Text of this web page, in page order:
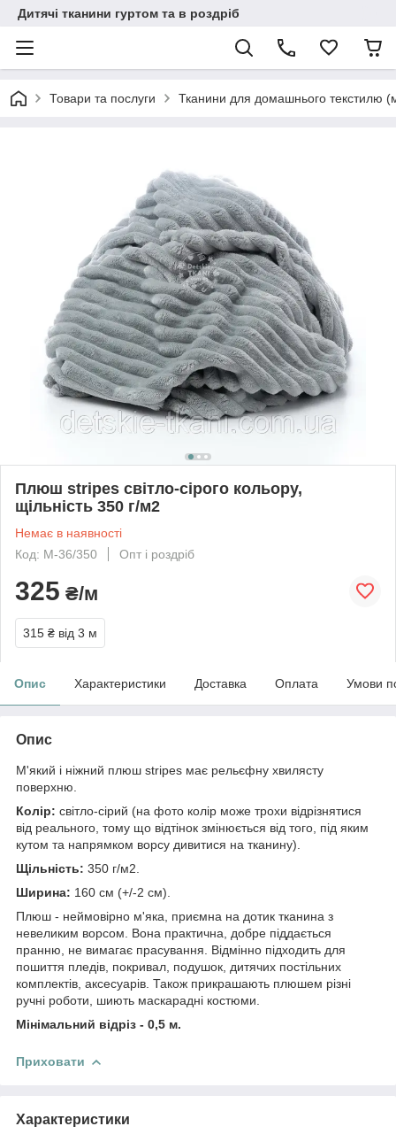
Дитячі тканини гуртом та в роздріб
Товари та послуги Тканини для домашнього текстилю
Плюш stripes світло-сірого кольору,
щільність 350 г/м2
Немає в наявності
Код: М-36/350
Опт і роздріб
325 ₴/м
315 ₴ від 3 м
Опис Характеристики Доставка Оплата Умови
Опис
М'який і ніжний плюш stripes має рельєфну хвилясту
поверхню.
Колір: світло-сірий (на фото колір може трохи відрізнятися
від реального, тому що відтінок змінюється від того, під яким
кутом та напрямком ворсу дивитися на тканину).
Щільність: 350 г/м2.
Ширина: 160 см (+/-2 см).
Плюш - неймовірно м'яка, приємна на дотик тканина з
невеликим ворсом. Вона практична, добре піддається
пранню, не вимагає прасування. Відмінно підходить для
пошиття пледів, покривал, подушок, дитячих постільних
комплектів, аксесуарів. Також прикрашають плюшем різні
ручні роботи, шиють маскарадні костюми.
Мінімальний відріз - 0,5 м.
Приховати
Характеристики